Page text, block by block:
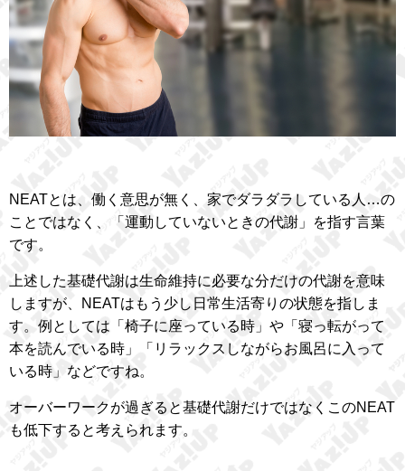
NEATとは、働く意思が無く、家でダラダラしている人…の
ことではなく、「運動していないときの代謝」を指す言葉
です。
上述した基礎代謝は生命維持に必要な分だけの代謝を意味
しますが、NEATはもう少し日常生活寄りの状態を指しま
す。例としては「椅子に座っている時」や「寝っ転がって
本を読んでいる時」「リラックスしながらお風呂に入って
いる時」などですね。
オーバーワークが過ぎると基礎代謝だけではなくこのNEAT
も低下すると考えられます。